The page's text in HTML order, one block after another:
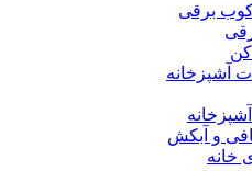
برقی
آشپزخانه
و آبکش
خانه